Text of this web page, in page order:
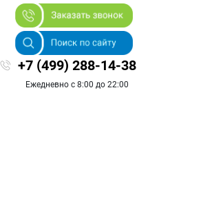
+7 (499) 288-14-38
Ежедневно с 8:00 до 22:00